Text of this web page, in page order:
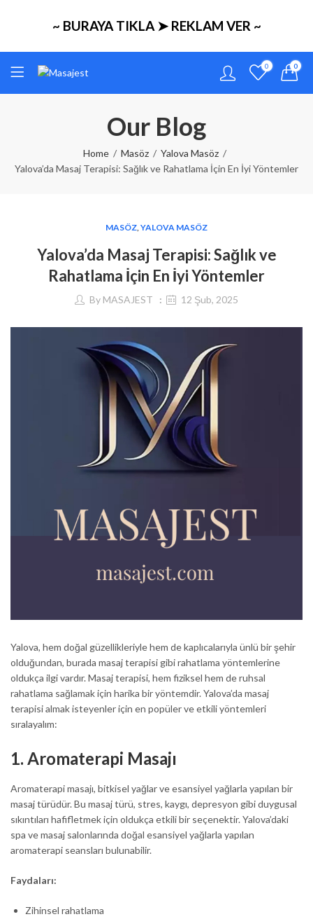
~ BURAYA TIKLA ➤ REKLAM VER ~
0 0
Our Blog
Home Masöz
Yalova Masöz
Yalova’da Masaj Terapisi: Sağlık ve Rahatlama İçin En İyi Yöntemler
MASÖZ,YALOVA MASÖZ
Yalova’da Masaj Terapisi: Sağlık ve
Rahatlama İçin En İyi Yöntemler
By MASAJEST 12 Şub, 2025
Yalova, hem doğal güzellikleriyle hem de kaplıcalarıyla ünlü bir şehir
olduğundan, burada masaj terapisi gibi rahatlama yöntemlerine
oldukça ilgi vardır. Masaj terapisi, hem fiziksel hem de ruhsal
rahatlama sağlamak için harika bir yöntemdir. Yalova’da masaj
terapisi almak isteyenler için en popüler ve etkili yöntemleri
sıralayalım:
1. Aromaterapi Masajı
Aromaterapi masajı, bitkisel yağlar ve esansiyel yağlarla yapılan bir
masaj türüdür. Bu masaj türü, stres, kaygı, depresyon gibi duygusal
sıkıntıları hafifletmek için oldukça etkili bir seçenektir. Yalova’daki
spa ve masaj salonlarında doğal esansiyel yağlarla yapılan
aromaterapi seansları bulunabilir.
Faydaları:
Zihinsel rahatlama